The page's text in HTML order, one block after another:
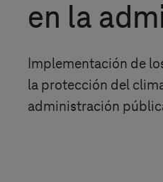
en la
Implementación de
la protección del
administración